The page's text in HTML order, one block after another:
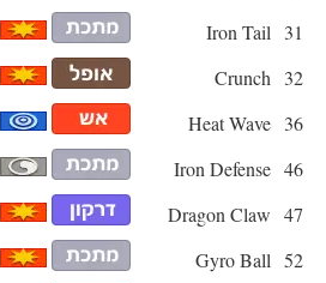
31
Iron Tail
32
Crunch
36
Heat Wave
46
Iron Defense
47
Dragon Claw
52
Gyro Ball